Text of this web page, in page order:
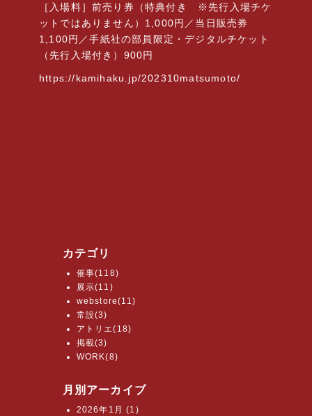
［入場料］前売り券（特典付き ※先行入場チケ
ットではありません） 1,000円／当日販売券
1,100円／手紙社の部員限定・デジタルチケット
（先行入場付き） 900円
https://kamihaku.jp/202310matsumoto/
カテゴリ
催事(118)
展示(11)
webstore(11)
常設(3)
アトリエ(18)
掲載(3)
WORK(8)
月別アーカイブ
2026年1月 (1)